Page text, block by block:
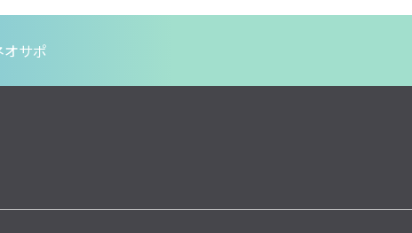
オサポ